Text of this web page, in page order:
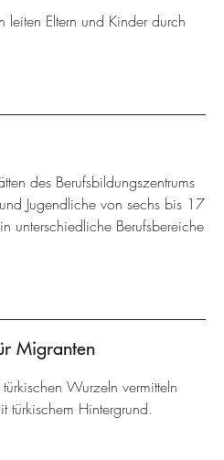
leiten Eltern und Kinder durch
des Berufsbildungszentrums
Jugendliche von sechs bis 17
unterschiedliche Berufsbereiche
Migranten
Wurzeln vermitteln
türkischem Hintergrund.